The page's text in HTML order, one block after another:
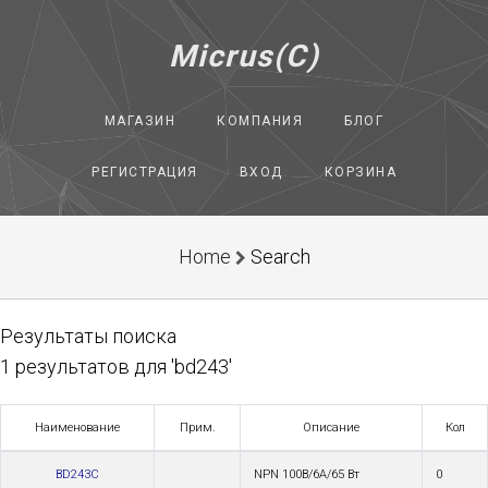
Micrus(C)
МАГАЗИН КОМПАНИЯ БЛОГ
РЕГИСТРАЦИЯ ВХОД КОРЗИНА
Home Search
Результаты поиска
1 результатов для 'bd243'
Наименование Прим. Описание Кол
BD243C NPN 100В/6А/65 Вт 0